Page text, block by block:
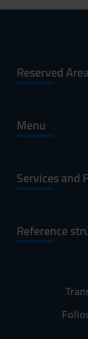
Reserved
Menu
Services and
Reference